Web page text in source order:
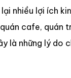
nhiều lợi ích
cafe, quán
là những lý do